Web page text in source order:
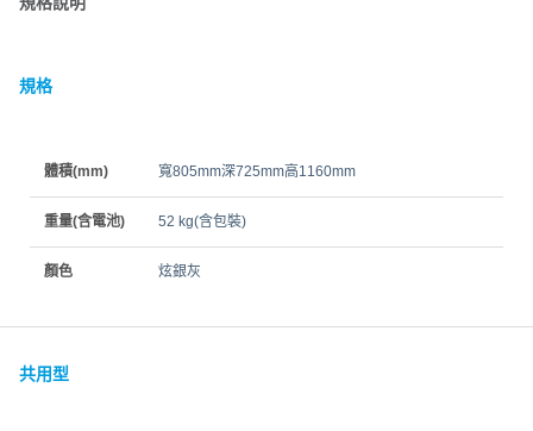
規格
體積(mm) 寬805mm深725mm高1160mm
重量(含電池) 52 kg(含包裝)
顏色 炫銀灰
共用型